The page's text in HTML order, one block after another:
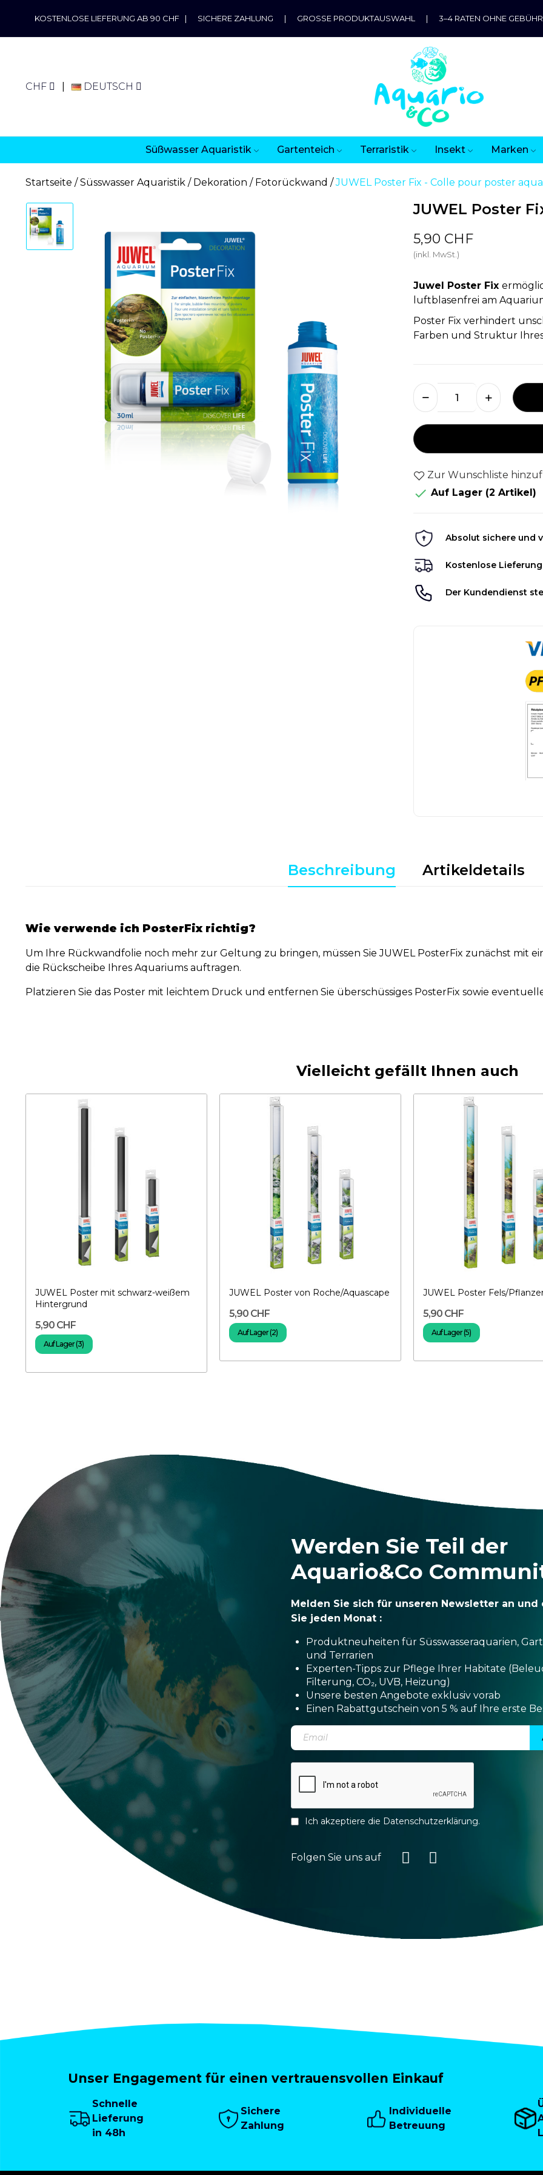
KOSTENLOSE LIEFERUNG AB 90 CHF | SICHERE ZAHLUNG | GROSSE PRODUKTAUSWAHL | 3–4 RATEN OHNE
CHF DEUTSCH
Süßwasser Aquaristik Gartenteich Terraristik Insekt Marken
Startseite Süsswasser Aquaristik Dekoration Fotorückwand JUWEL Poster Fix - Colle pour poster
JUWEL Poster
5,90 CHF
(inkl. MwSt.)
Juwel Poster Fix
luftblasenfrei am
Poster Fix verhindert
Farben und Struktur
Zur Wunschliste
 Auf Lager (2 Artikel)
Absolut sichere und
Kostenlose
Der Kundendienst
Beschreibung Artikeldetails
Wie verwende ich PosterFix richtig?
Um Ihre Rückwandfolie noch mehr zur Geltung zu bringen, müssen Sie JUWEL PosterFix zunächst mit
die Rückscheibe Ihres Aquariums auftragen.
Platzieren Sie das Poster mit leichtem Druck und entfernen Sie überschüssiges PosterFix sowie
Vielleicht gefällt Ihnen auch
JUWEL Poster mit schwarz-weißem
Hintergrund
5,90 CHF
Auf Lager (3)
JUWEL Poster von Roche/Aquascape
5,90 CHF
Auf Lager (2)
JUWEL Poster Fels/
5,90 CHF
Auf Lager (5)
Werden Sie Teil der
Aquario&Co
Melden Sie sich für unseren Newsletter an und
Sie jeden Monat :
Produktneuheiten für Süsswasseraquarien,
und Terrarien
Experten-Tipps zur Pflege Ihrer Habitate
Filterung, CO₂, UVB, Heizung)
Unsere besten Angebote exklusiv vorab
Einen Rabattgutschein von 5 % auf Ihre erste
Ich akzeptiere die Datenschutzerklärung.
Folgen Sie uns auf
Unser Engagement für einen vertrauensvollen Einkauf
Schnelle
Lieferung
in 48h
Sichere
Zahlung
Individuelle
Betreuung